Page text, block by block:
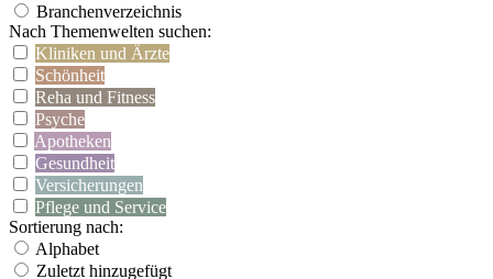
Branchenverzeichnis
Nach Themenwelten suchen:
Kliniken und Ärzte
Schönheit
Reha und Fitness
Psyche
Apotheken
Gesundheit
Versicherungen
Pflege und Service
Sortierung nach:
Alphabet
Zuletzt hinzugefügt